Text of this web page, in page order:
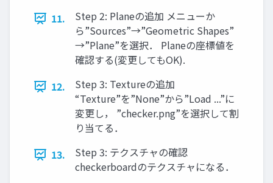
11.
Step 2: Planeの追加 メニューか
ら”Sources”→”Geometric Shapes”
→”Plane”を選択． Planeの座標値を
確認する(変更してもOK).
12.
Step 3: Textureの追加
“Texture”を”None”から”Load ...”に
変更し， ”checker.png”を選択して割
り当てる．
13.
Step 3: テクスチャの確認
checkerboardのテクスチャになる．